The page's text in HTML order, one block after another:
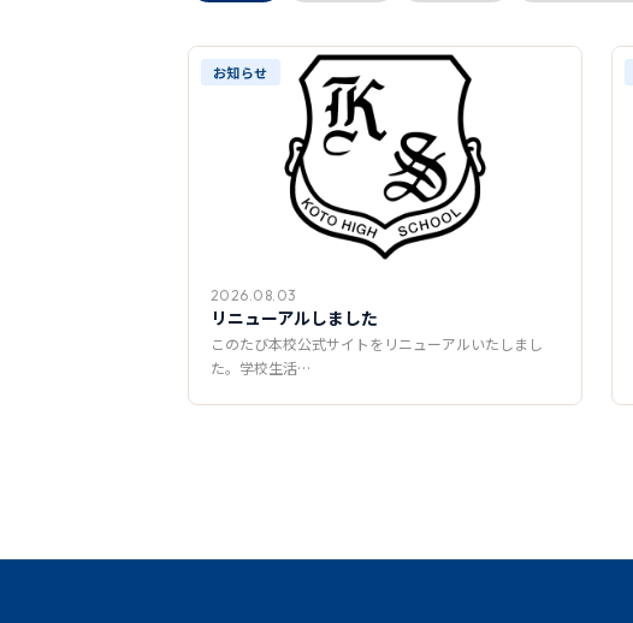
お知らせ
2026.08.03
リニューアルしました
このたび本校公式サイトをリニューアルいたしまし
た。学校生活…